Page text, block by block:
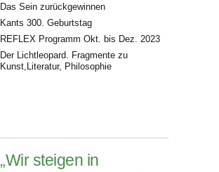
Das Sein zurückgewinnen
Kants 300. Geburtstag
REFLEX Programm Okt. bis Dez. 2023
Der Lichtleopard. Fragmente zu
Kunst,Literatur, Philosophie
„Wir steigen in